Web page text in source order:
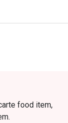
。
化的猪五花
，从清爽辛口
food item,